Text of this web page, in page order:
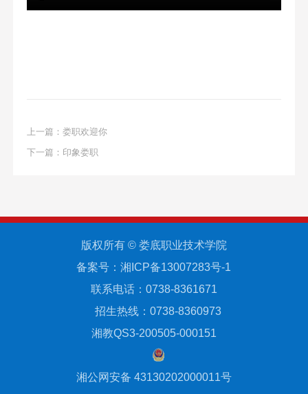
上一篇： 娄职欢迎你
下一篇： 印象娄职
版权所有 © 娄底职业技术学院
备案号：湘ICP备13007283号-1
联系电话：0738-8361671
招生热线：0738-8360973
湘教QS3-200505-000151
湘公网安备 43130202000011号